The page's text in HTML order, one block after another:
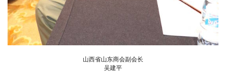
山西省山东商会副会长
吴建平